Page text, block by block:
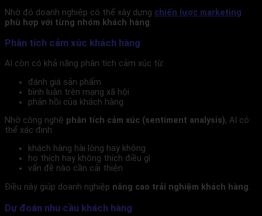
Nhờ đó doanh nghiệp có thể xây dựng chiến lược marketing
phù hợp với từng nhóm khách hàng.
Phân tích cảm xúc khách hàng
AI còn có khả năng phân tích cảm xúc từ:
đánh giá sản phẩm
bình luận trên mạng xã hội
phản hồi của khách hàng
Nhờ công nghệ phân tích cảm xúc (sentiment analysis), AI có
thể xác định:
khách hàng hài lòng hay không
họ thích hay không thích điều gì
vấn đề nào cần cải thiện
Điều này giúp doanh nghiệp nâng cao trải nghiệm khách hàng.
Dự đoán nhu cầu khách hàng